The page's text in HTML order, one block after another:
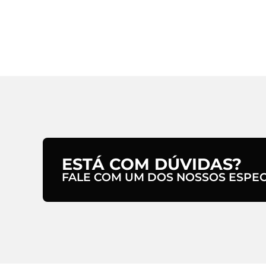
ESTÁ COM DÚVIDAS?
FALE COM UM DOS NOSSOS